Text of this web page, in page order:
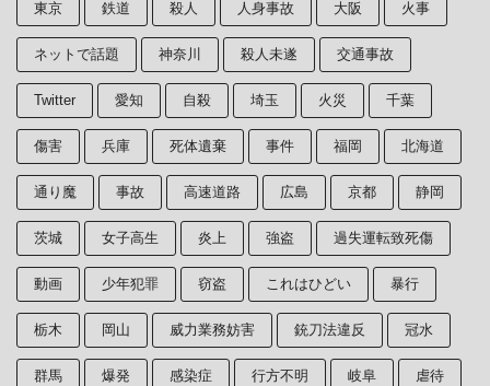
東京 鉄道 殺人 人身事故 大阪 火事
ネットで話題 神奈川 殺人未遂 交通事故
Twitter 愛知 自殺 埼玉 火災 千葉
傷害 兵庫 死体遺棄 事件 福岡 北海道
通り魔 事故 高速道路 広島 京都 静岡
茨城 女子高生 炎上 強盗 過失運転致死傷
動画 少年犯罪 窃盗 これはひどい 暴行
栃木 岡山 威力業務妨害 銃刀法違反 冠水
群馬 爆発 感染症 行方不明 岐阜 虐待